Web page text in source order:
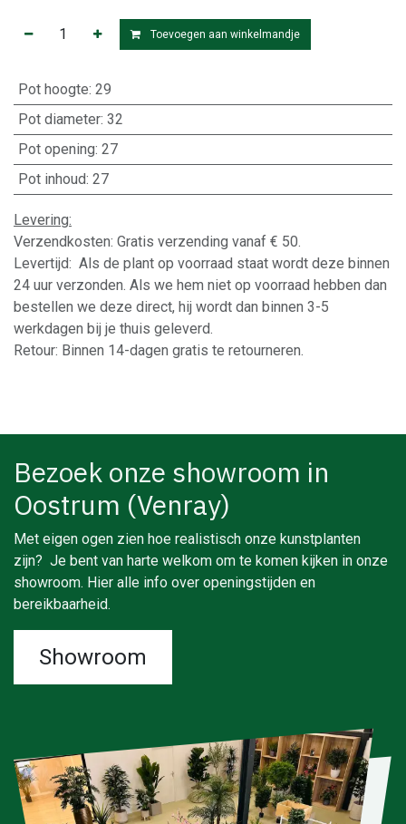
Toevoegen aan winkelmandje
Pot hoogte: 29
Pot diameter: 32
Pot opening: 27
Pot inhoud: 27
Levering:
Verzendkosten: Gratis verzending vanaf € 50.
Levertijd: Als de plant op voorraad staat wordt deze binnen
24 uur verzonden. Als we hem niet op voorraad hebben dan
bestellen we deze direct, hij wordt dan binnen 3-5
werkdagen bij je thuis geleverd.
Retour: Binnen 14-dagen gratis te retourneren.
Bezoek onze showroom in
Oostrum (Venray)
Met eigen ogen zien hoe realistisch onze kunstplanten
zijn? Je bent van harte welkom om te komen kijken in onze
showroom. Hier alle info over openingstijden en
bereikbaarheid.
Showroom